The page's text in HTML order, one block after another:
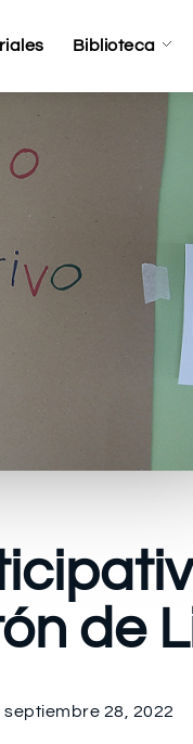
Biblioteca
de
septiembre 28, 2022